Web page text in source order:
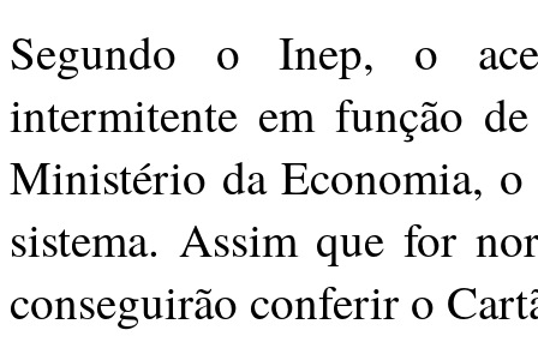
Segundo o Inep, o
intermitente em função
Ministério da Economia, o
sistema. Assim que for
conseguirão conferir o